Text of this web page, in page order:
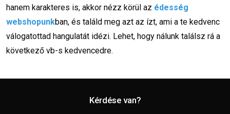
hanem karakteres is, akkor nézz körül az édesség
webshopunkban, és találd meg azt az ízt, ami a te kedvenc
válogatottad hangulatát idézi. Lehet, hogy nálunk találsz rá a
következő vb-s kedvencedre.
Kérdése van?